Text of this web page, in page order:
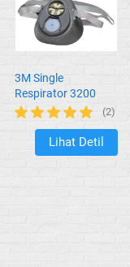
3M Single
Respirator 3200
(2)
`Lihat Detil